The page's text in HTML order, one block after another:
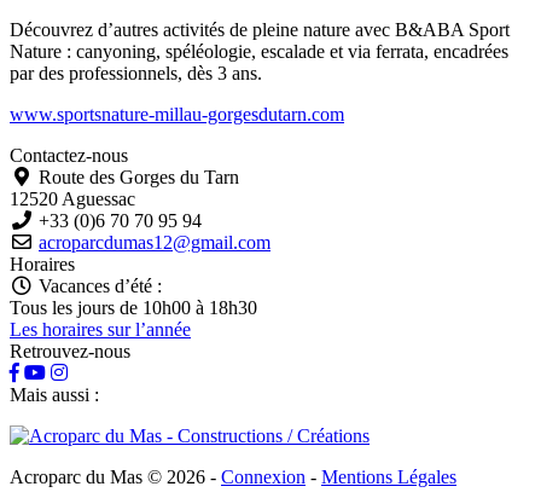
Découvrez d’autres activités de pleine nature avec B&ABA Sport
Nature : canyoning, spéléologie, escalade et via ferrata, encadrées
par des professionnels, dès 3 ans.
www.sportsnature-millau-gorgesdutarn.com
Contactez-nous
Route des Gorges du Tarn
12520 Aguessac
+33 (0)6 70 70 95 94
acroparcdumas12@gmail.com
Horaires
Vacances d’été :
Tous les jours de 10h00 à 18h30
Les horaires sur l’année
Retrouvez-nous
Mais aussi :
Acroparc du Mas © 2026 - Connexion - Mentions Légales